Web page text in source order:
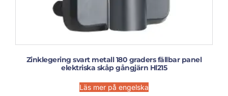
Zinklegering svart metall 180 graders fällbar panel
elektriska skåp gångjärn Hl215
Läs mer på engelska